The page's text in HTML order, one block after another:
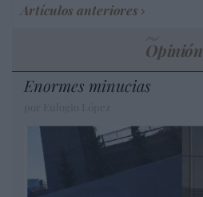
Artículos anteriores
Opinión
Enormes minucias